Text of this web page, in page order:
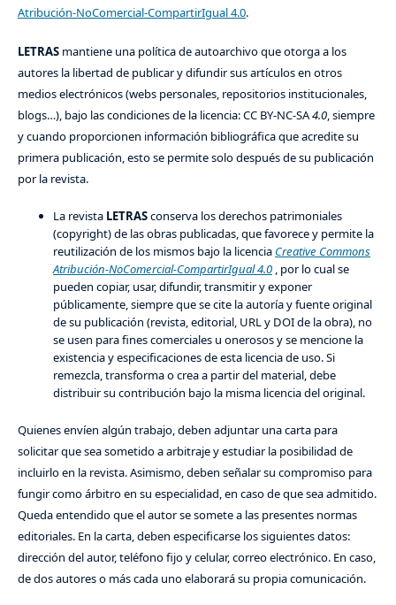
Atribución-NoComercial-CompartirIgual 4.0.
LETRASmantiene una política de autoarchivo que otorga a los
autores la libertad de publicar y difundir sus artículos en otros
medios electrónicos (webs personales, repositorios institucionales,
blogs…), bajo las condiciones de la licencia: CC BY-NC-SA4.0, siempre
y cuando proporcionen información bibliográfica que acredite su
primera publicación, esto se permite solo después de su publicación
por la revista.
La revista LETRASconserva los derechos patrimoniales
(copyright) de las obras publicadas, que favorece y permite la
reutilización de los mismos bajo la licencia Creative Commons
Atribución-NoComercial-CompartirIgual 4.0, por lo cual se
pueden copiar, usar, difundir, transmitir y exponer
públicamente, siempre que se cite la autoría y fuente original
de su publicación (revista, editorial, URL y DOI de la obra), no
se usen para fines comerciales u onerosos y se mencione la
existencia y especificaciones de esta licencia de uso. Si
remezcla, transforma o crea a partir del material, debe
distribuir su contribución bajo la misma licencia del original.
Quienes envíen algún trabajo, deben adjuntar una carta para
solicitar que sea sometido a arbitraje y estudiar la posibilidad de
incluirlo en la revista. Asimismo, deben señalar su compromiso para
fungir como árbitro en su especialidad, en caso de que sea admitido.
Queda entendido que el autor se somete a las presentes normas
editoriales. En la carta, deben especificarse los siguientes datos:
dirección del autor, teléfono fijo y celular, correo electrónico. En caso,
de dos autores o más cada uno elaborará su propia comunicación.